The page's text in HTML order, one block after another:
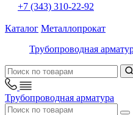
+7 (343) 310-22-92
Каталог Металлопрокат
Трубопроводная
Трубопроводная арматура